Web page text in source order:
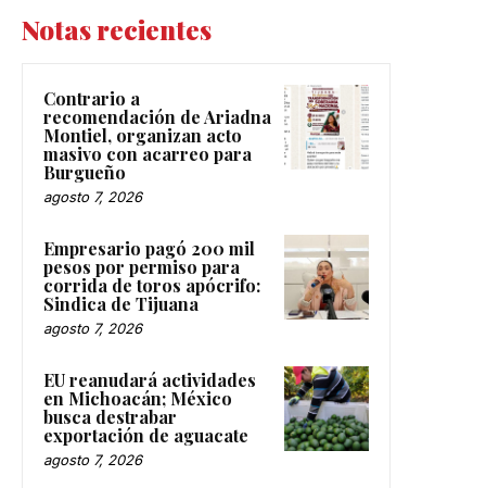
Notas recientes
Contrario a
recomendación de Ariadna
Montiel, organizan acto
masivo con acarreo para
Burgueño
agosto 7, 2026
Empresario pagó 200 mil
pesos por permiso para
corrida de toros apócrifo:
Sindica de Tijuana
agosto 7, 2026
EU reanudará actividades
en Michoacán; México
busca destrabar
exportación de aguacate
agosto 7, 2026